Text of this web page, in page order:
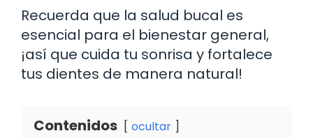
Recuerda que la salud bucal es
esencial para el bienestar general,
¡así que cuida tu sonrisa y fortalece
tus dientes de manera natural!
Contenidos ocultar